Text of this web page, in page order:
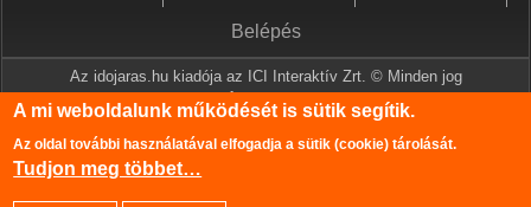
Belépés
Az idojaras.hu kiadója az ICI Interaktív Zrt. © Minden jog
fenntartva.
A www.idojaras.hu oldalon megjelenő tartalmakat a szerzői jogról
szóló 1999. évi LXXVI. törvény értelmében az ICI Interaktív Zrt
írásos engedélye nélkül tilos lemásolni és közzétenni.
Az oldalon található információk szerkesztéséhez az Országos
A mi weboldalunk működését is sütik segítik.
Az oldal további használatával elfogadja a sütik (cookie) tárolását.
Tudjon meg többet…